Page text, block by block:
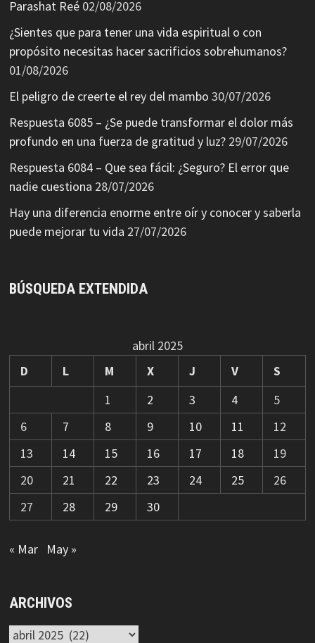
Parashat Reé 02/08/2026
¿Sientes que para tener una vida espiritual o con
propósito necesitas hacer sacrificios sobrehumanos?
01/08/2026
El peligro de creerte el rey del mambo 30/07/2026
Respuesta 6085 – ¿Se puede transformar el dolor más
profundo en una fuerza de gratitud y luz? 29/07/2026
Respuesta 6084 – Que sea fácil: ¿Seguro? El error que
nadie cuestiona 28/07/2026
Hay una diferencia enorme entre oír y conocer y saberla
puede mejorar tu vida 27/07/2026
BÚSQUEDA EXTENDIDA
abril 2025
D
L M X J V
S
1
2 3 4
5
6
7 8 9 10 11
12
13
14 15 16 17 18
19
20
21 22 23 24 25
26
27
28 29 30
« Mar May »
ARCHIVOS
Archivos